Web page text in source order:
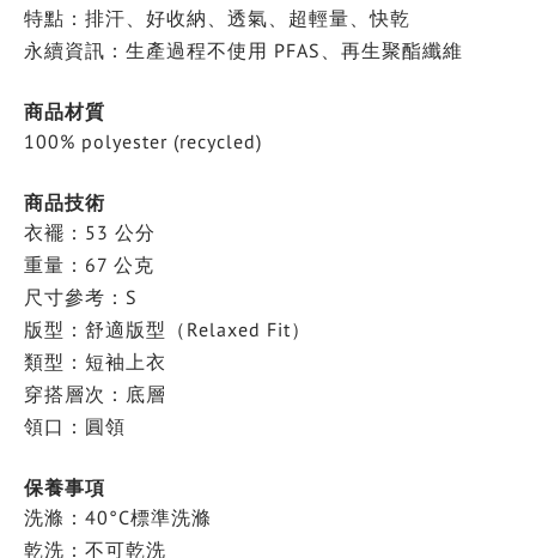
特點：排汗、好收納、透氣、超輕量、快乾
永續資訊：生產過程不使用 PFAS、再生聚酯纖維
商品材質
100% polyester (recycled)
商品技術
衣襬：53 公分
重量：67 公克
尺寸參考：S
版型：舒適版型（Relaxed Fit）
類型：短袖上衣
穿搭層次：底層
領口：圓領
保養事項
洗滌：40°C標準洗滌
乾洗：不可乾洗